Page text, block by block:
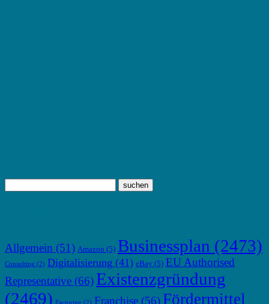
Allgemein (51) Amazon (5) Businessplan (2473)
Consulting (2) Digitalisierung (41) eBay (5) EU Authorised
Representative (66) Existenzgründung
(2469) Factoring (2) Franchise (56) Fördermittel